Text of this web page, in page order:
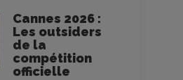
Cannes 2026 :
Les outsiders
de la
compétition
officielle